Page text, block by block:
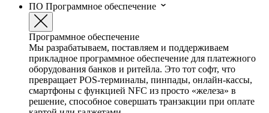
ПО Программное обеспечение
Программное обеспечение
Мы разрабатываем, поставляем и поддерживаем
прикладное программное обеспечение для платежного
оборудования банков и ритейла. Это тот софт, что
превращает POS-терминалы, пинпады, онлайн-кассы,
смартфоны с функцией NFC из просто «железа» в
решение, способное совершать транзакции при оплате